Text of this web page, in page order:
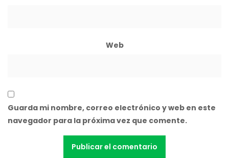
Web
Guarda mi nombre, correo electrónico y web en este
navegador para la próxima vez que comente.